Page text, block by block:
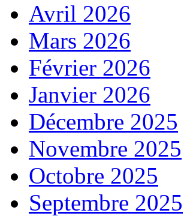
Avril 2026
Mars 2026
Février 2026
Janvier 2026
Décembre 2025
Novembre 2025
Octobre 2025
Septembre 2025